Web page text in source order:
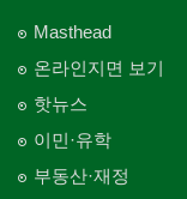
Masthead
온라인지면 보기
핫뉴스
이민·유학
부동산·재정